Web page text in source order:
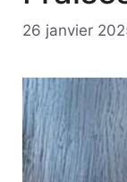
26 janvier